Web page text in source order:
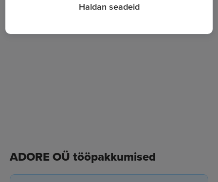
ADORE OÜ tööpakkumised
Haldan seadeid